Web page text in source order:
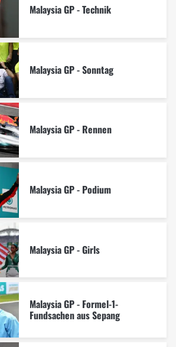
Malaysia GP - Technik
Malaysia GP - Sonntag
Malaysia GP - Rennen
Malaysia GP - Podium
Malaysia GP - Girls
Malaysia GP - Formel-1-
Fundsachen aus Sepang